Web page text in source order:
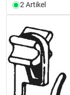
2 Artikel